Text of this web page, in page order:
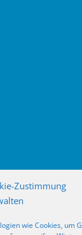
Zustimmung
wie Cookies, um